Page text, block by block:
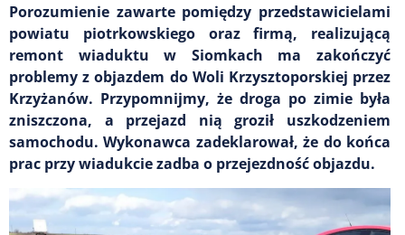
Porozumienie zawarte pomiędzy przedstawicielami
powiatu piotrkowskiego oraz firmą, realizującą
remont wiaduktu w Siomkach ma zakończyć
problemy z objazdem do Woli Krzysztoporskiej przez
Krzyżanów. Przypomnijmy, że droga po zimie była
zniszczona, a przejazd nią groził uszkodzeniem
samochodu. Wykonawca zadeklarował, że do końca
prac przy wiadukcie zadba o przejezdność objazdu.